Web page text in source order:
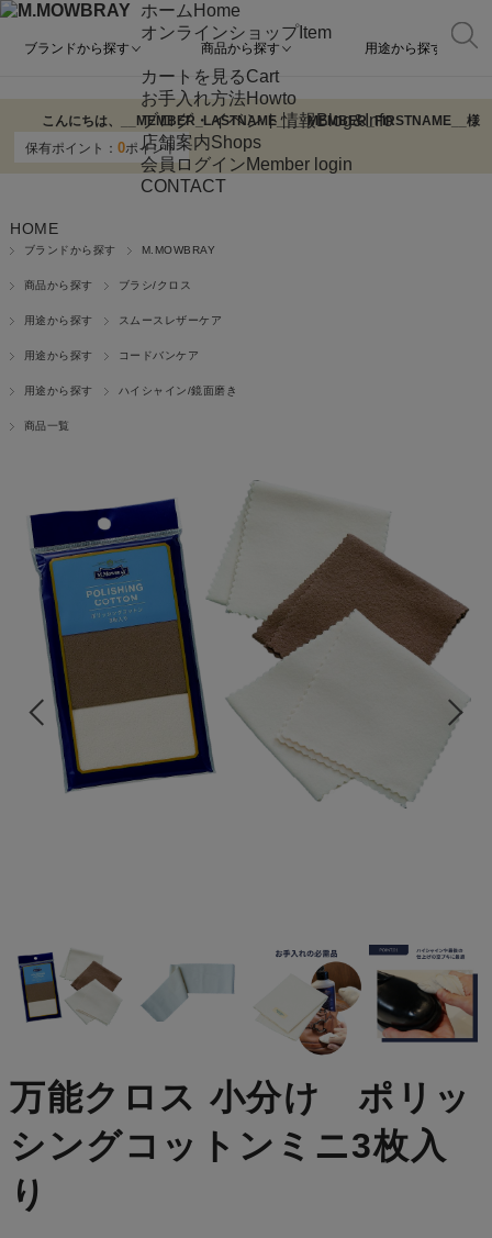
ホーム Home
オンラインショップItem
カートを見るCart
お手入れ方法Howto
ブログ・イベント情報Blog&Info
店舗案内Shops
会員ログインMember login
CONTACT
ブランドから探す 商品から探す 用途から探す
こんにちは、 __MEMBER_LASTNAME____MEMBER_FIRSTNAME__ 様
保有ポイント：0ポイント
HOME
ブランドから探す M.MOWBRAY
商品から探す ブラシ/クロス
用途から探す スムースレザーケア
用途から探す コードバンケア
用途から探す ハイシャイン/鏡面磨き
商品一覧
万能クロス 小分け ポリッ
シングコットンミニ3枚入
り